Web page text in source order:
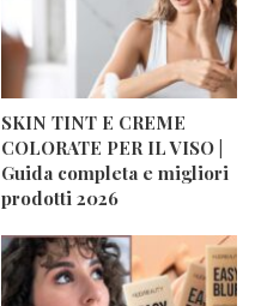
SKIN TINT E CREME
COLORATE PER IL VISO |
Guida completa e migliori
prodotti 2026